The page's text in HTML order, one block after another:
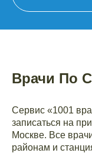
Врачи По
Сервис «1001
записаться на
Москве. Все
районам и